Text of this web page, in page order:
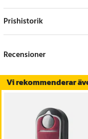
Den välpassande
användning, medan
Detta är endast ett
nyckel med
och knappdesign stämmer.
Prishistorik
Vi rekommenderar
Recensioner